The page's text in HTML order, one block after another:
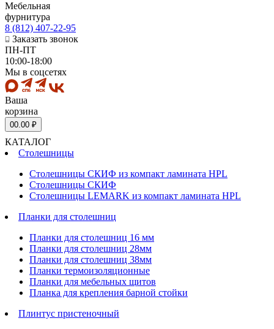
Мебельная
фурнитура
8 (812) 407-22-95
Заказать звонок
ПН-ПТ
10:00-18:00
Мы в соцсетях
Ваша
корзина
00.00 ₽
КАТАЛОГ
Столешницы
Столешницы СКИФ из компакт ламината HPL
Столешницы СКИФ
Столешницы LEMARK из компакт ламината HPL
Планки для столешниц
Планки для столешниц 16 мм
Планки для столешниц 28мм
Планки для столешниц 38мм
Планки термоизоляционные
Планки для мебельных щитов
Планка для крепления барной стойки
Плинтус пристеночный